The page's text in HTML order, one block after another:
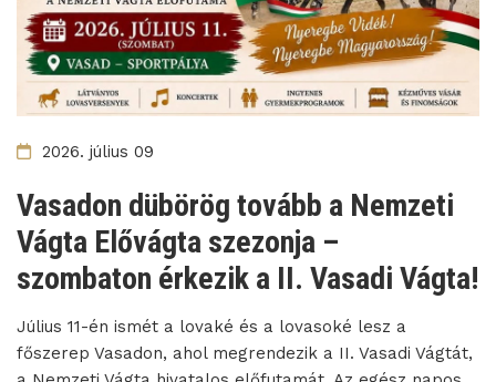
2026. július 09
Vasadon dübörög tovább a Nemzeti
Vágta Elővágta szezonja –
szombaton érkezik a II. Vasadi Vágta!
Július 11-én ismét a lovaké és a lovasoké lesz a
főszerep Vasadon, ahol megrendezik a II. Vasadi Vágtát,